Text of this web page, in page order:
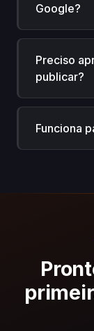
Google?
Preciso
publicar?
Funciona